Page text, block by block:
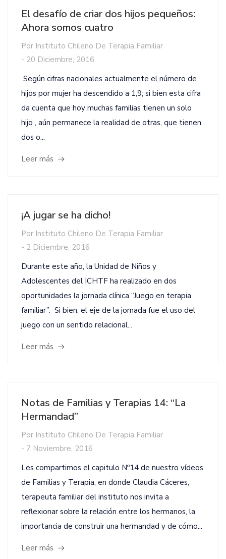
El desafío de criar dos hijos pequeños:
Ahora somos cuatro
Por Instituto Chileno De Terapia Familiar
- 20 Diciembre, 2016
Según cifras nacionales actualmente el número de
hijos por mujer ha descendido a 1,9; si bien esta cifra
da cuenta que hoy muchas familias tienen un solo
hijo , aún permanece la realidad de otras, que tienen
dos o...
Leer más
¡A jugar se ha dicho!
Por Instituto Chileno De Terapia Familiar
- 2 Diciembre, 2016
Durante este año, la Unidad de Niños y
Adolescentes del ICHTF ha realizado en dos
oportunidades la jornada clínica “Juego en terapia
familiar”. Si bien, el eje de la jornada fue el uso del
juego con un sentido relacional...
Leer más
Notas de Familias y Terapias 14: “La
Hermandad”
Por Instituto Chileno De Terapia Familiar
- 7 Noviembre, 2016
Les compartimos el capitulo Nº14 de nuestro vídeos
de Familias y Terapia, en donde Claudia Cáceres,
terapeuta familiar del instituto nos invita a
reflexionar sobre la relación entre los hermanos, la
importancia de construir una hermandad y de cómo...
Leer más